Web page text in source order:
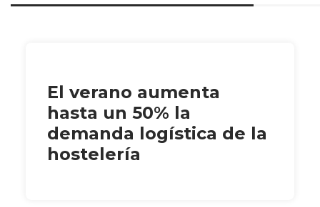
El verano aumenta
hasta un 50% la
demanda logística de la
hostelería